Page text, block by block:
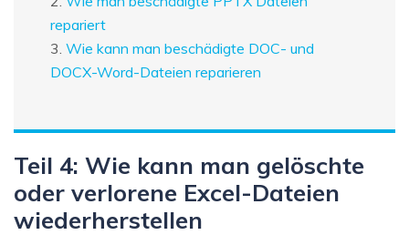
repariert
3. Wie kann man beschädigte DOC- und
DOCX-Word-Dateien reparieren
Teil 4: Wie kann man gelöschte
oder verlorene Excel-Dateien
wiederherstellen